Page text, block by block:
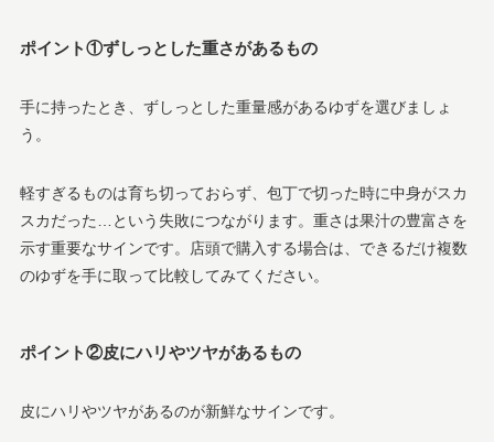
ポイント①ずしっとした重さがあるもの
手に持ったとき、ずしっとした重量感があるゆずを選びましょ
う。
軽すぎるものは育ち切っておらず、包丁で切った時に中身がスカ
スカだった…という失敗につながります。重さは果汁の豊富さを
示す重要なサインです。店頭で購入する場合は、できるだけ複数
のゆずを手に取って比較してみてください。
ポイント②皮にハリやツヤがあるもの
皮にハリやツヤがあるのが新鮮なサインです。